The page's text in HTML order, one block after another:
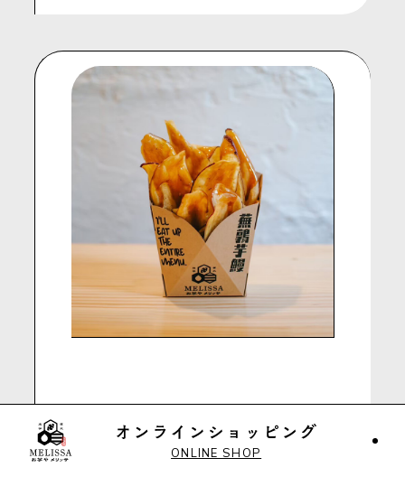
ONLINE SHOP
おさつチップス（プレーン）